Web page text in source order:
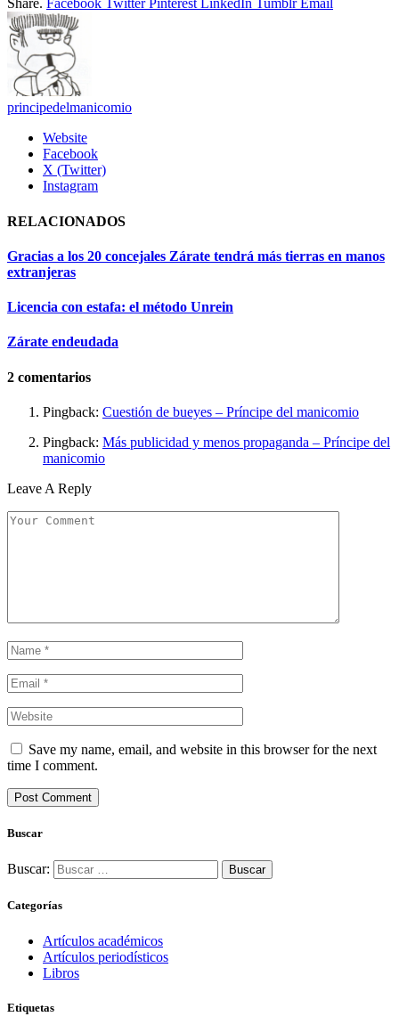
Share. Facebook Twitter Pinterest LinkedIn Tumblr Email
principedelmanicomio
Website
Facebook
X (Twitter)
Instagram
RELACIONADOS
Gracias a los 20 concejales Zárate tendrá más tierras en manos
extranjeras
Licencia con estafa: el método Unrein
Zárate endeudada
2 comentarios
Pingback: Cuestión de bueyes – Príncipe del manicomio
Pingback: Más publicidad y menos propaganda – Príncipe del
manicomio
Leave A Reply
Save my name, email, and website in this browser for the next
time I comment.
Buscar
Buscar:
Categorías
Artículos académicos
Artículos periodísticos
Libros
Etiquetas